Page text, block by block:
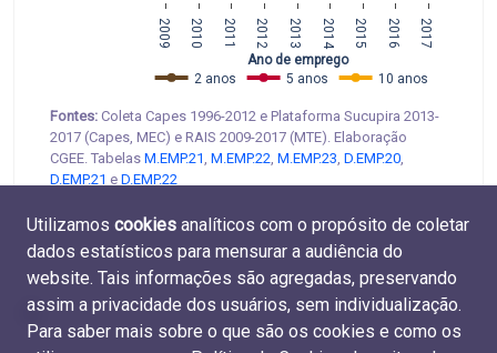
2009 2010 2011 2012 2013 2014 2015 2016 2017
2 anos 5 anos 10 anos
Ano de emprego
Fontes: Coleta Capes 1996-2012 e Plataforma Sucupira 2013-
2017 (Capes, MEC) e RAIS 2009-2017 (MTE). Elaboração
CGEE. Tabelas M.EMP.21, M.EMP.22, M.EMP.23, D.EMP.20,
D.EMP.21 e D.EMP.22
Utilizamos cookies analíticos com o propósito de coletar
dados estatísticos para mensurar a audiência do
website. Tais informações são agregadas, preservando
assim a privacidade dos usuários, sem individualização.
Para saber mais sobre o que são os cookies e como os